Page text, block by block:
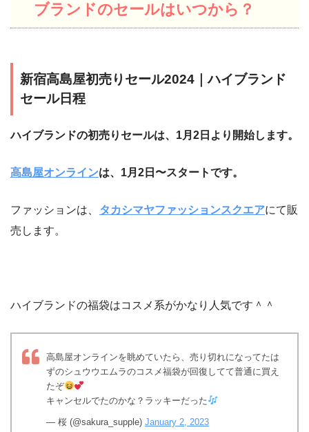
ブランドのセールはいつから？
新宿高島屋初売りセール2024｜ハイブランド
セール日程
ハイブランドの初売りセールは、1月2日より開始します。
高島屋オンラインは、1月2日〜スタートです。
ファッションは、 タカシマヤファッションスクエアにて販
売します。
ハイブランドの福袋はコスメ系がかなり人気です＾＾
高島屋オンラインを眺めていたら、売り切れになってたは
ずのシュウウエムラのコスメ福袋が回復してて普通に買え
たぞ
キャンセルでたのかな？ラッキーだった
— 桜 (@sakura_supple) January 2, 2023